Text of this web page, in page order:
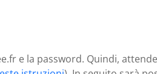
e la password. Quindi,